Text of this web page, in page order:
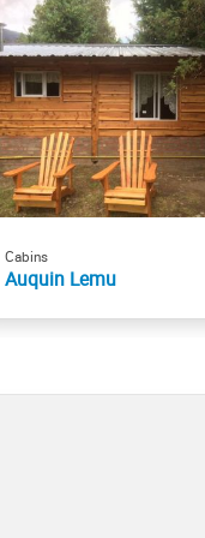
Cabins
Auquin Lemu